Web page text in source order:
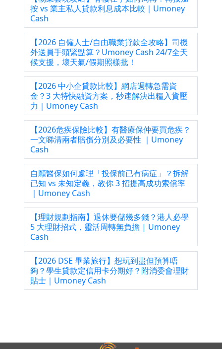
按 vs 業主私人貸款利息成本比較｜Umoney
Cash
【2026 自僱人士/自由職業貸款全攻略】司機
外送員手頭緊點算？Umoney Cash 24/7全天
候支援，壞天氣/假期照樣批！
【2026 中小企貸款比較】網店週轉急需資
金？3 大特快融資方案，秒速解決出糧入貨壓
力｜Umoney Cash
【2026危疾保險比較】有醫療保仲要買危疾？
一文睇清兩者賠償分別及必要性 ｜Umoney
Cash
自願醫保如何處理「投保前已有病症」？拆解
已知 vs 未知定義，教你 3 招提高成功索償率
｜Umoney Cash
【理財規劃指南】退休要儲幾多錢？港人必學
5 大理財招式，靈活周轉無負擔 | Umoney
Cash
【2026 DSE 畢業旅行】想玩到盡但預算唔
夠？學生貸款定信用卡分期好？附消委會理財
貼士｜Umoney Cash